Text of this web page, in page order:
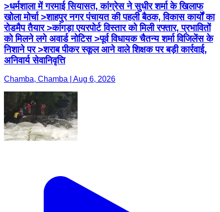
>धर्मशाला में गरमाई सियासत, कांग्रेस ने सुधीर शर्मा के खिलाफ
खोला मोर्चा >शाहपुर नगर पंचायत की पहली बैठक, विकास कार्यों का
रोडमैप तैयार >कांगड़ा एयरपोर्ट विस्तार को मिली रफ्तार, प्रभावितों
को मिलने लगे अवार्ड नोटिस >पूर्व विधायक चैतन्य शर्मा विजिलेंस के
निशाने पर >शराब पीकर स्कूल आने वाले शिक्षक पर बड़ी कार्रवाई,
अनिवार्य सेवानिवृत्ति
Chamba, Chamba | Aug 6, 2026